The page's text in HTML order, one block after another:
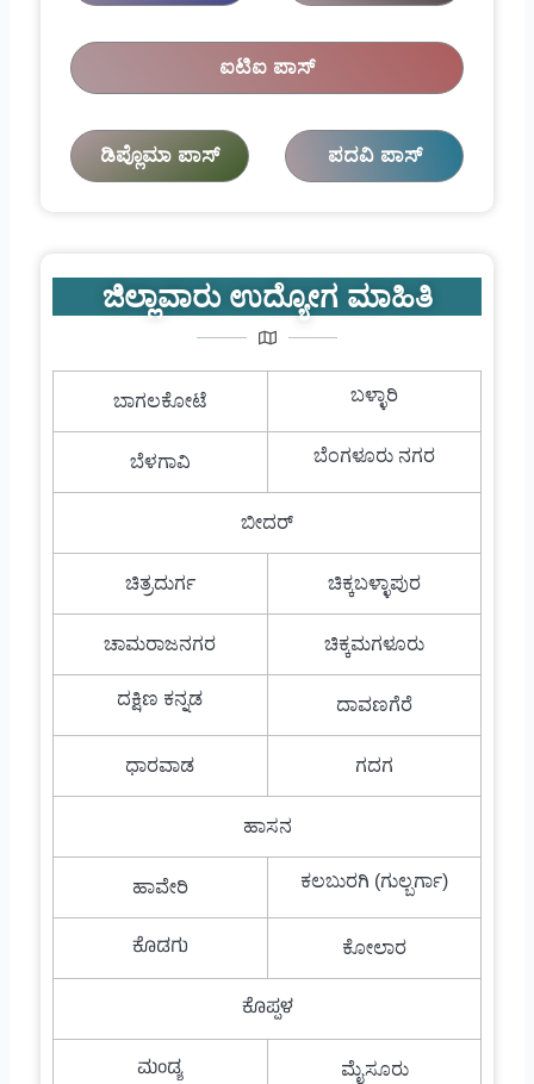
ಐಟಿಐ ಪಾಸ್
ಡಿಪ್ಲೊಮಾ ಪಾಸ್ ಪದವಿ ಪಾಸ್
ಜಿಲ್ಲಾವಾರು ಉದ್ಯೋಗ ಮಾಹಿತಿ
ಬಾಗಲಕೋಟೆ ಬಳ್ಳಾರಿ
ಬೆಳಗಾವಿ ಬೆಂಗಳೂರು ನಗರ
ಬೀದರ್
ಚಿತ್ರದುರ್ಗ ಚಿಕ್ಕಬಳ್ಳಾಪುರ
ಚಾಮರಾಜನಗರ ಚಿಕ್ಕಮಗಳೂರು
ದಕ್ಷಿಣ ಕನ್ನಡ ದಾವಣಗೆರೆ
ಧಾರವಾಡ ಗದಗ
ಹಾಸನ
ಹಾವೇರಿ ಕಲಬುರಗಿ (ಗುಲ್ಬರ್ಗಾ)
ಕೊಡಗು ಕೋಲಾರ
ಕೊಪ್ಪಳ
ಮಂಡ್ಯ
ಮೈಸೂರು